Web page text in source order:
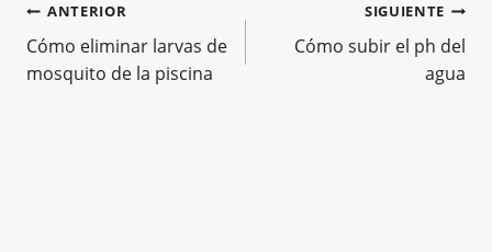
ANTERIOR
Cómo eliminar larvas de
mosquito de la piscina
SIGUIENTE
Cómo subir el ph del
agua